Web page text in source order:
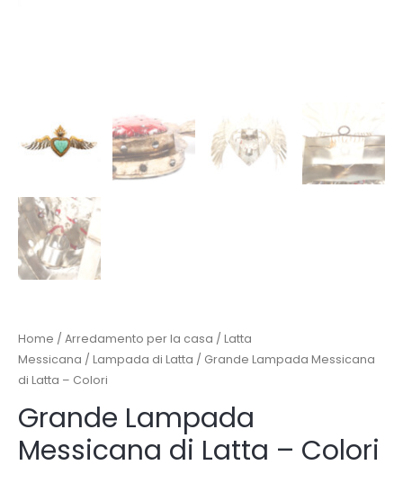
Home / Arredamento per la casa / Latta
Messicana / Lampada di Latta / Grande Lampada Messicana
di Latta – Colori
Grande Lampada
Messicana di Latta – Colori